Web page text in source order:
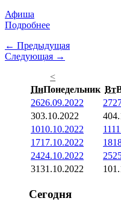
Афиша
Подробнее
← Предыдущая
Следующая →
<
ПнПонедельник Вт
2626.09.2022 27
303.10.2022 4
1010.10.2022 11
1717.10.2022 18
2424.10.2022 25
3131.10.2022 1
Сегодня